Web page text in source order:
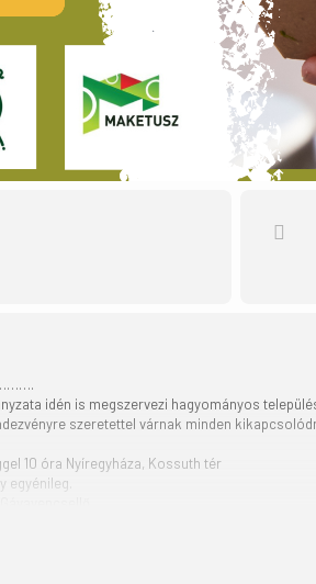
idén is megszervezi hagyományos
szeretettel várnak minden
10 óra Nyíregyháza, Kossuth tér
egyénileg.